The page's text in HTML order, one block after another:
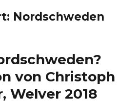
Nordschweden
von Christoph
Welver 2018